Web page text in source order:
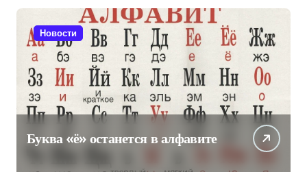
Новости
Буква «ё» останется в алфавите